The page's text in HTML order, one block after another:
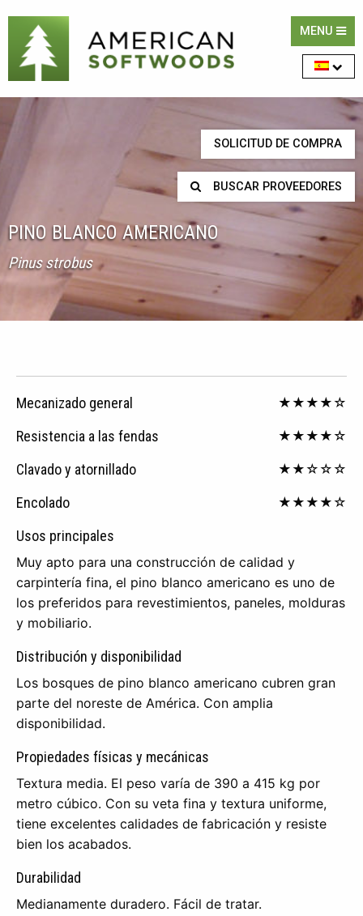
MENU
SOLICITUD DE COMPRA
BUSCAR PROVEEDORES
PINO BLANCO AMERICANO
Pinus strobus
Mecanizado general ★★★★☆
Resistencia a las fendas ★★★★☆
Clavado y atornillado ★★☆☆☆
Encolado ★★★★☆
Usos principales
Muy apto para una construcción de calidad y
carpintería fina, el pino blanco americano es uno de
los preferidos para revestimientos, paneles, molduras
y mobiliario.
Distribución y disponibilidad
Los bosques de pino blanco americano cubren gran
parte del noreste de América. Con amplia
disponibilidad.
Propiedades físicas y mecánicas
Textura media. El peso varía de 390 a 415 kg por
metro cúbico. Con su veta fina y textura uniforme,
tiene excelentes calidades de fabricación y resiste
bien los acabados.
Durabilidad
Medianamente duradero. Fácil de tratar.